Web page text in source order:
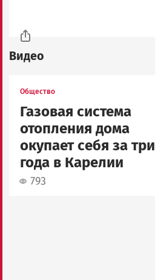
Видео
Общество
Газовая система
отопления дома
окупает себя за три
года в Карелии
793